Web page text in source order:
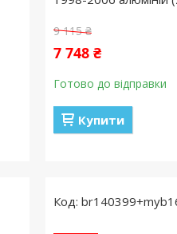
9 115 ₴
7 748 ₴
Готово до відправки
Купити